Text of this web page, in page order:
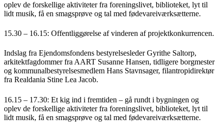
oplev de forskellige aktiviteter fra foreningslivet, biblioteket, lyt til
lidt musik, få en smagsprøve og tal med fødevareiværksætterne.
15.30 – 16.15: Offentliggørelse af vinderen af projektkonkurrencen.
Indslag fra Ejendomsfondens bestyrelsesleder Gyrithe Saltorp,
arkitektfagdommer fra AART Susanne Hansen, tidligere borgmester
og kommunalbestyrelsesmedlem Hans Stavnsager, filantropidirektør
fra Realdania Stine Lea Jacob.
16.15 – 17.30: Et kig ind i fremtiden – gå rundt i bygningen og
oplev de forskellige aktiviteter fra foreningslivet, biblioteket, lyt til
lidt musik, få en smagsprøve og tal med fødevareiværksætterne.